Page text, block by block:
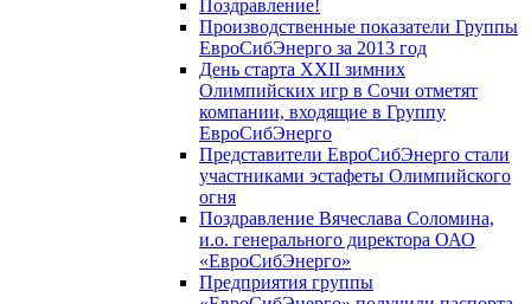
Поздравление!
Производственные показатели Группы
ЕвроСибЭнерго за 2013 год
День старта XXII зимних
Олимпийских игр в Сочи отметят
компании, входящие в Группу
ЕвроСибЭнерго
Представители ЕвроСибЭнерго стали
участниками эстафеты Олимпийского
огня
Поздравление Вячеслава Соломина,
и.о. генерального директора ОАО
«ЕвроСибЭнерго»
Предприятия группы